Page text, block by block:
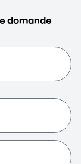
domande